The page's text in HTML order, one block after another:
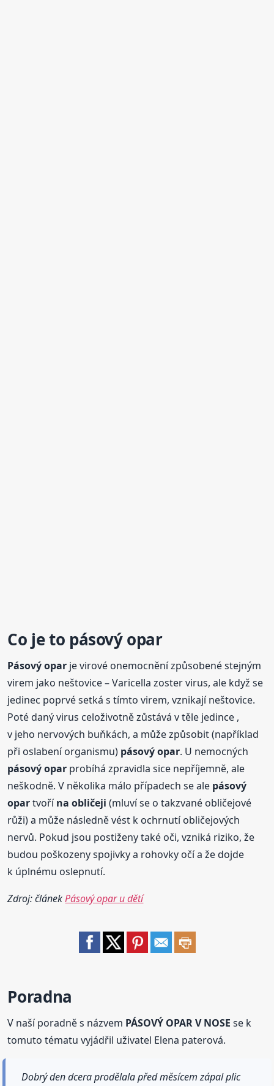
Co je to pásový opar
Pásový opar je virové onemocnění způsobené stejným
virem jako neštovice – Varicella zoster virus, ale když se
jedinec poprvé setká s tímto virem, vznikají neštovice.
Poté daný virus celoživotně zůstává v těle jedince ,
v jeho nervových buňkách, a může způsobit (například
při oslabení organismu) pásový opar. U nemocných
pásový opar probíhá zpravidla sice nepříjemně, ale
neškodně. V několika málo případech se ale pásový
opartvořína obličeji (mluví se o takzvané obličejové
růži) a může následně vést k ochrnutí obličejových
nervů. Pokud jsou postiženy také oči, vzniká riziko, že
budou poškozeny spojivky a rohovky očí a že dojde
k úplnému oslepnutí.
Zdroj: článekPásový opar u dětí
Poradna
V naší poradně s názvem PÁSOVÝ OPAR V NOSE se k
tomuto tématu vyjádřil uživatel Elena paterová.
Dobrý den dcera prodělala před měsícem zápal plic